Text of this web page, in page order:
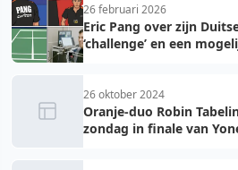
26 februari 2026
Eric Pang over zijn
‘challenge’ en een
26 oktober 2024
Oranje-duo Robin
zondag in finale van